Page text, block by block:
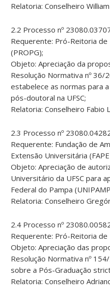
Relatoria: Conselheiro
2.2 Processo nº
Requerente: Pró-Reitoria de
(PROPG);
Objeto: Apreciação da
Resolução Normativa nº 36/
estabelece as normas para
pós-doutoral na UFSC;
Relatoria: Conselheiro Fabio
2.3 Processo nº
Requerente: Fundação de
Extensão Universitária
Objeto: Apreciação de
Universitário da UFSC para
Federal do Pampa
Relatoria: Conselheiro
2.4 Processo nº
Requerente: Pró-Reitoria de
Objeto: Apreciação das
Resolução Normativa nº
sobre a Pós-Graduação
Relatoria: Conselheiro